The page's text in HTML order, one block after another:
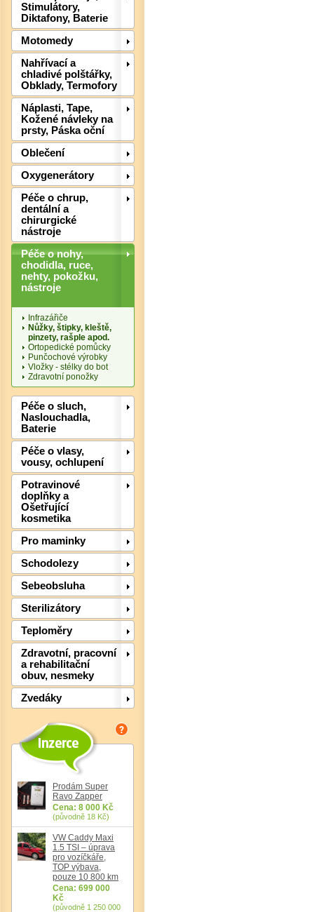
Stimulátory,
Diktafony, Baterie
Motomedy
Nahřívací a
chladivé polštářky,
Obklady, Termofory
Náplasti, Tape,
Kožené návleky na
prsty, Páska oční
Oblečení
Oxygenerátory
Péče o chrup,
dentální a
chirurgické
nástroje
Péče o nohy,
chodidla, ruce,
nehty, pokožku,
nástroje
Infrazářiče
Nůžky, štipky, kleště,
pinzety, rašple apod.
Ortopedické pomůcky
Punčochové výrobky
Vložky - stélky do bot
Zdravotní ponožky
Péče o sluch,
Naslouchadla,
Baterie
Péče o vlasy,
vousy, ochlupení
Potravinové
doplňky a
Ošetřující
kosmetika
Pro maminky
Schodolezy
Sebeobsluha
Sterilizátory
Teploměry
Zdravotní, pracovní
a rehabilitační
obuv, nesmeky
Zvedáky
Prodám Super
Ravo Zapper
Cena: 8 000 Kč
(původně 18 Kč)
VW Caddy Maxi
1.5 TSI – úprava
pro vozíčkáře,
TOP výbava,
pouze 10 800 km
Cena: 699 000
Kč
(původně 1 250 000